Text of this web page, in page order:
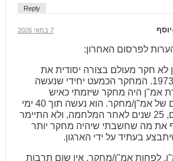
Reply
7 במאי 2026
לפרסום האחרון:
לא חקר מעולם בצורה יסודית את
אירועי 1973. המחקר הכמעט יחידי שנעשה
אמ"ן היה מחקר שיזמתי כאיש
מילואים של אמ"ן/מחקר. הוא נעשה תוך 40 ימי
מילואים, 25 שנים לאחר המלחמה, ולא התיימר
את מה שחשבתי שיהיה מחקר יותר
בעתיד על ידי הארגון.
לפחות אמ"ן/מחקר, אין שום תרבות